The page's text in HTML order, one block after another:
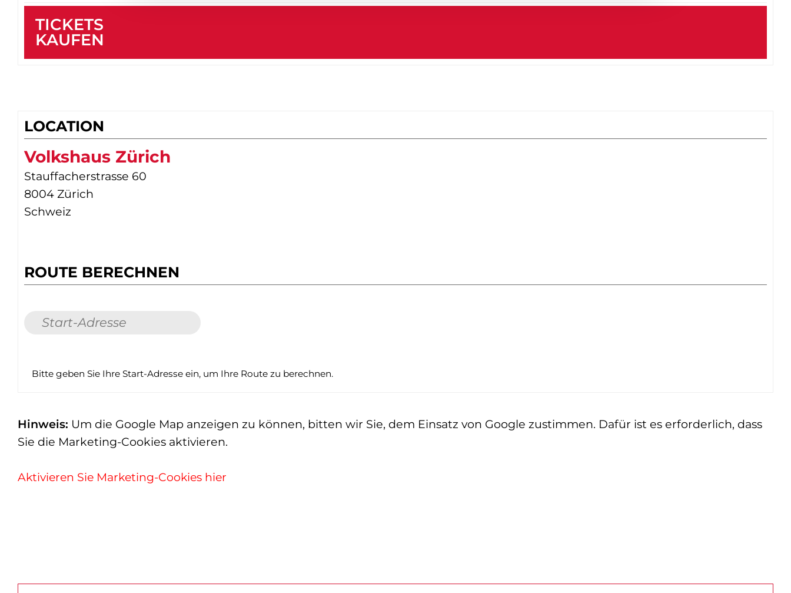
TICKETS
KAUFEN
LOCATION
Volkshaus Zürich
Stauffacherstrasse 60
8004 Zürich
Schweiz
ROUTE BERECHNEN
Bitte geben Sie Ihre Start-Adresse ein, um Ihre Route zu berechnen.
Hinweis: Um die Google Map anzeigen zu können, bitten wir Sie, dem Einsatz von Google zustimmen. Dafür ist es erforderlich, dass
Sie die Marketing-Cookies aktivieren.
Aktivieren Sie Marketing-Cookies hier